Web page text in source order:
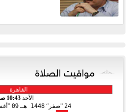
مواقيت الصلاة
الأحد10:43 صـ
24
صفر 1448 هـ 09